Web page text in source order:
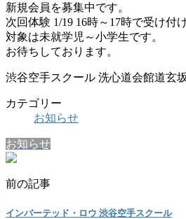
新規会員を募集中です。
次回体験 1/19 16時～17時で受け付
対象は未就学児～小学生です。
お待ちしております。
渋谷空手スクール 洗心道会館道玄
カテゴリー
お知らせ
お知らせ
前の記事
インバーテッド・ロウ 渋谷空手スクール